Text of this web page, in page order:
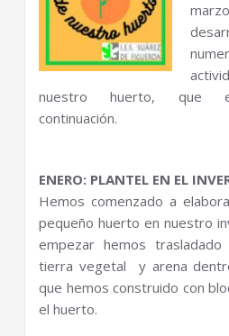
nuestro huerto, que
continuación.
ENERO: PLANTEL EN EL
Hemos comenzado a
pequeño huerto en nuestro
empezar hemos
tierra vegetal y arena
que hemos construido con
el huerto.